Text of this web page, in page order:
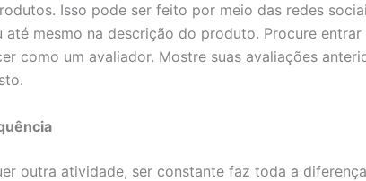
Isso pode ser feito por meio das redes
até mesmo na descrição do produto. Procure entrar
como um avaliador. Mostre suas avaliações
outra atividade, ser constante faz toda a